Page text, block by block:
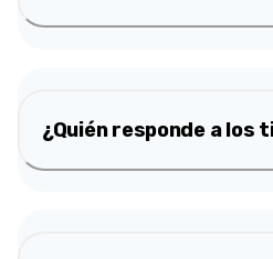
¿Quién responde a